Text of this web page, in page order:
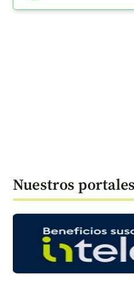
Nuestros portales